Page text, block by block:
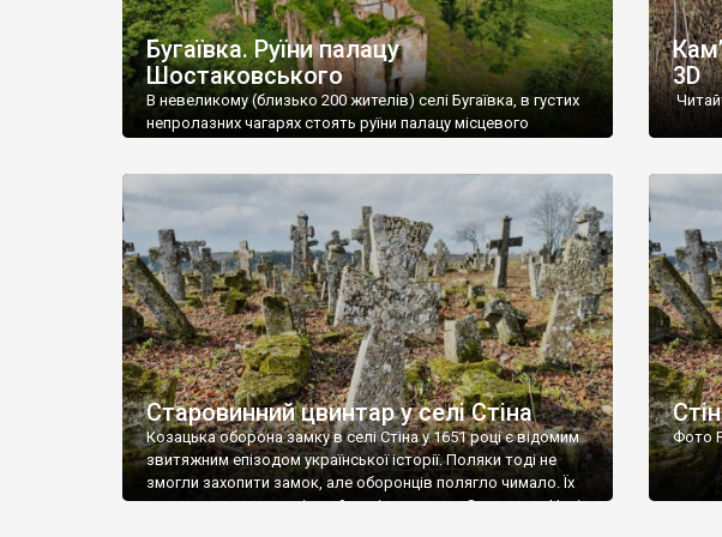
Бугаївка. Руїни палацу
Шостаковського
В невеликому (близько 200 жителів) селі Бугаївка, в густих
непролазних чагарях стоять руїни палацу місцевого
потім клуб, ще пізніше – гуртожиток. У 60-х роках минулого
століття тут розмістили туберкульозну лікарню. Коли із
палацу виїхала лікарня – ми точно не […]
3D
Старовинний цвинтар у селі Стіна
Козацька оборона замку в селі Стіна у 1651 році є відомим
звитяжним епізодом української історії. Поляки тоді не
змогли захопити замок, але оборонців полягло чимало. Їх
поховали на цвинтарі, який тоді називався Замковим. Нині
Фото